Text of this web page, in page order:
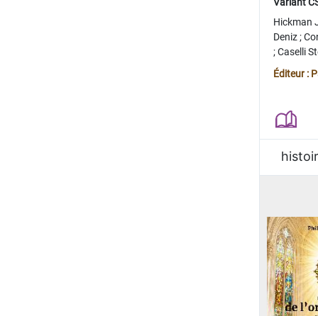
Hickman
Deniz;
;Caselli
Juan
Éditeur :